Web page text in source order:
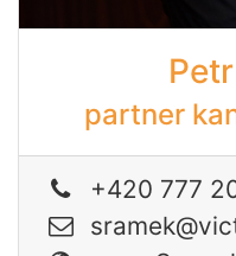
partner
+420 777